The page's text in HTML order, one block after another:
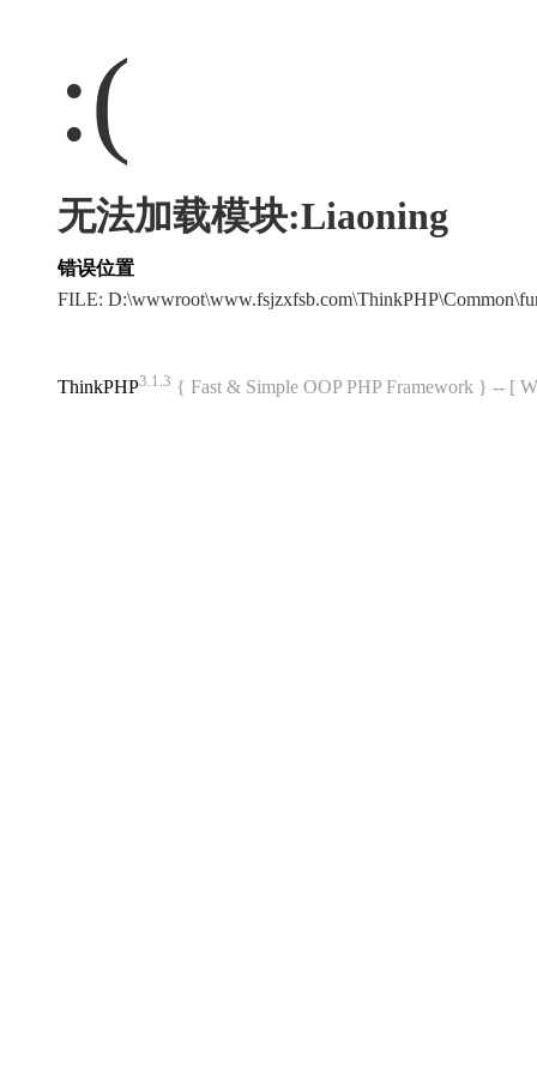
:(
无法加载模块:Liaoning
错误位置
FILE:
ThinkPHP3.1.3 { Fast & Simple OOP PHP Framework } -- [